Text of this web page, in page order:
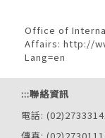
Office of
Affairs: http://
Lang=en
:::聯絡資訊
電話: